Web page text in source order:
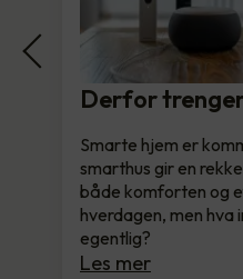
Derfor
Smarte hjem er
smarthus gir en
både komforten og
hverdagen, men
egentlig?
Les mer